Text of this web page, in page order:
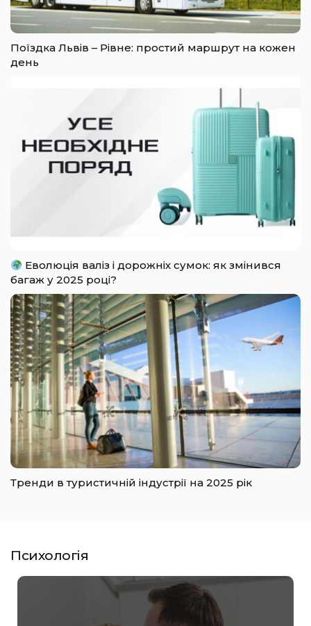
Поїздка Львів – Рівне: простий маршрут на кожен
день
Еволюція валіз і дорожніх сумок: як змінився
багаж у 2025 році?
Тренди в туристичній індустрії на 2025 рік
Психологія